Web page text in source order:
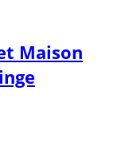
Maison